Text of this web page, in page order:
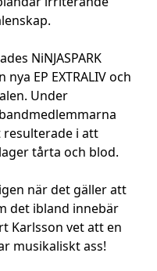
NiNJASPARK
EP EXTRALIV och
Under
resulterade i att
tårta och blod.
när det gäller att
det ibland innebär
Karlsson vet att en
musikaliskt ass!